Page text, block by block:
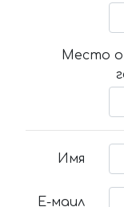
Место
Имя
Е-маил